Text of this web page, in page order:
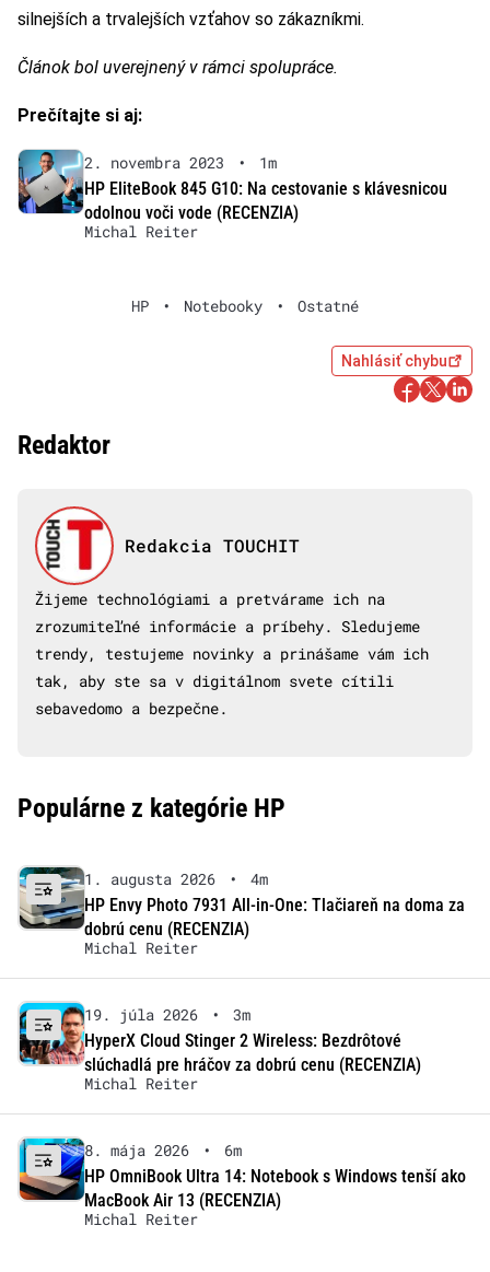
silnejších a trvalejších vzťahov so zákazníkmi.
Článok bol uverejnený v rámci spolupráce.
Prečítajte si aj:
2. novembra 2023 •
1m
HP EliteBook 845 G10: Na cestovanie s klávesnicou
odolnou voči vode (RECENZIA)
Michal Reiter
HP • Notebooky • Ostatné
Nahlásiť chybu
Redaktor
Redakcia TOUCHIT
Žijeme technológiami a pretvárame ich na
zrozumiteľné informácie a príbehy. Sledujeme
trendy, testujeme novinky a prinášame vám ich
tak, aby ste sa v digitálnom svete cítili
sebavedomo a bezpečne.
Populárne z kategórie HP
1. augusta 2026 •
4m
HP Envy Photo 7931 All-in-One: Tlačiareň na doma za
dobrú cenu (RECENZIA)
Michal Reiter
19. júla 2026 •
3m
HyperX Cloud Stinger 2 Wireless: Bezdrôtové
slúchadlá pre hráčov za dobrú cenu (RECENZIA)
Michal Reiter
8. mája 2026 •
6m
HP OmniBook Ultra 14: Notebook s Windows tenší ako
MacBook Air 13 (RECENZIA)
Michal Reiter